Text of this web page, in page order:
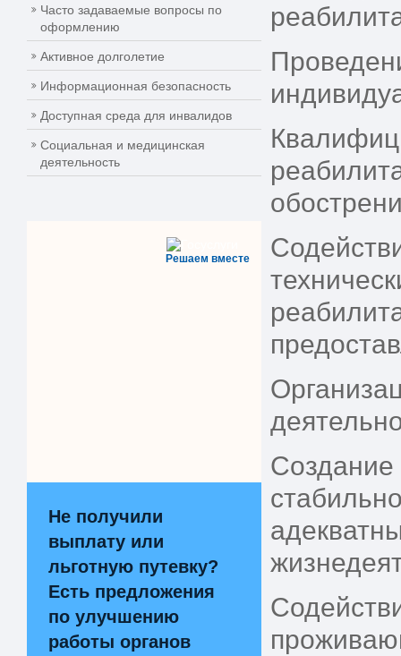
Часто задаваемые вопросы по
оформлению
Активное долголетие
Информационная безопасность
Доступная среда для инвалидов
Социальная и медицинская
деятельность
Решаем вместе
Не получили
выплату или
льготную путевку?
Есть предложения
по улучшению
работы органов
Создание